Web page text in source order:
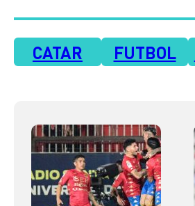
CATAR FUTBOL